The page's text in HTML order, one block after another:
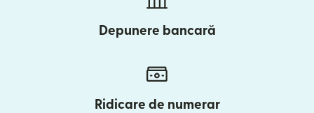
Depunere bancară
Ridicare de numerar